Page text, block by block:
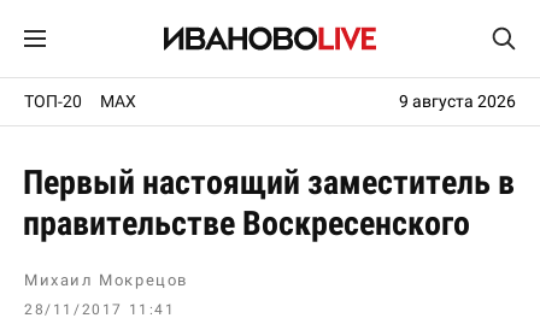
ТОП-20 MAX 9 августа 2026
Первый настоящий заместитель в
правительстве Воскресенского
Михаил Мокрецов
28/11/2017 11:41